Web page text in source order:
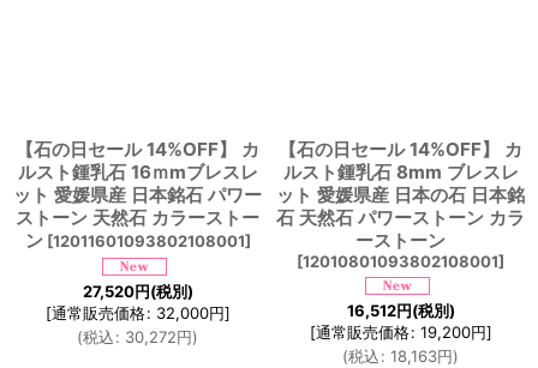
【石の日セール 14%OFF】 カ
ルスト鍾乳石 16ｍmブレスレ
ット 愛媛県産 日本銘石 パワー
ストーン 天然石 カラーストー
ン [12011601093802108001]
27,520円(税別)
[通常販売価格: 32,000円]
(税込: 30,272円)
【石の日セール 14%OFF】 カ
ルスト鍾乳石 8mm ブレスレ
ット 愛媛県産 日本の石 日本銘
石 天然石 パワーストーン カラ
ーストーン
[12010801093802108001]
16,512円(税別)
[通常販売価格: 19,200円]
(税込: 18,163円)